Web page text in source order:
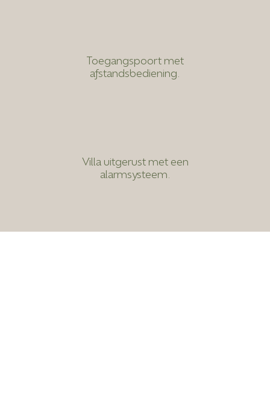
Toegangspoort met
afstandsbediening.
Villa uitgerust met een
alarmsysteem.